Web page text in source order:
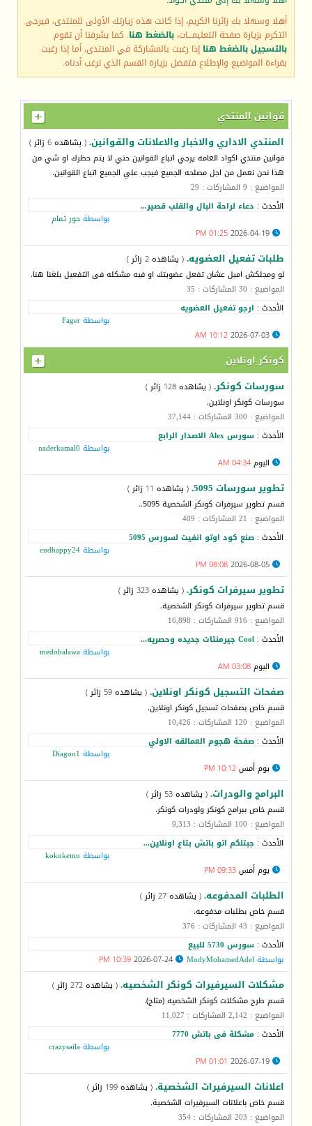
أهلا وسهلا بك زائرنا الكريم، إذا كانت هذه زيارتك الأولى للمنتدى، فيرجى
التكرم بزيارة صفحة التعليمـــات، بالضغط هنا. كما يشرفنا أن تقوم
بالتسجيل بالضغط هنا إذا رغبت بالمشاركة في المنتدى، أما إذا رغبت
بقراءة المواضيع والإطلاع فتفضل بزيارة القسم الذي ترغب أدناه.
قوانين المنتدي
المنتدي الاداري والاخبار والاعلانات والقوانين.( يشاهده 6 زائر )
قوانين منتدي اكواد العامه يرجي اتباع القوانين حتي لا يتم حظرك او شي من
هذا نحن نعمل من اجل مصلحه الجميع فيجب علي الجميع اتباع القوانين.
المواضيع : 9 المشاركات : 29
الأحدث : دعاء لراحة البال والقلب قصير...
بواسطةحور تمام
01:25 PM
طلبات تفعيل العضويه.( يشاهده 2 زائر )
لو ومجلكش اميل عشان تفعل عضويتك او فيه مشكله فى التفعيل بلغنا هنا.
المواضيع : 30 المشاركات : 35
الأحدث : ارجو تفعيل العضويه
بواسطةFager
10:12 AM
كونكر اونلاين
سورسات كونكر.( يشاهده 128 زائر )
سورسات كونكر اونلاين.
المواضيع : 300 المشاركات : 37,144
الأحدث : سورس Alex الاصدار الرابع
بواسطة naderkamal0
اليوم04:34 AM
تطوير سورسات 5095.
( يشاهده 11 زائر )
قسم تطوير سيرفرات كونكر الشخصية 5095..
المواضيع : 21 المشاركات : 409
الأحدث : صنع كود اوتو انفيت لسورس 5095
بواسطةendhappy24
08:08 PM
تطوير سيرفرات كونكر.( يشاهده 323 زائر )
قسم تطوير سيرفرات كونكر الشخصية.
المواضيع : 916 المشاركات : 16,898
الأحدث : Cool جيرمنتات جديده وحصريه...
بواسطةmedohalawa
اليوم03:08 AM
صفحات التسجيل كونكر اونلاين.( يشاهده 59 زائر )
قسم خاص بصفحات تسجيل كونكر اونلاين.
المواضيع : 120 المشاركات : 10,426
الأحدث : صفحة هجوم العمالقه الاولي
بواسطة Diagoo1
يوم أمس10:12 PM
البرامج والودرات.( يشاهده 53 زائر )
قسم خاص ببرامج كونكر ولودرات كونكر.
المواضيع : 100 المشاركات : 9,313
الأحدث : جبتلكم اتو باتش بتاع اونلاين...
بواسطة kokokemo
يوم أمس09:33 PM
الطلبات المدفوعه.( يشاهده 27 زائر )
قسم خاص بطلبات مدفوعه.
المواضيع : 43 المشاركات : 376
الأحدث : سورس 5730 للبيع
بواسطةModyMohamedAdel
10:39 PM
مشكلات السيرفيرات كونكر الشخصيه.( يشاهده 272 زائر )
قسم طرح مشكلات كونكر الشخصيه (متاح).
المواضيع : 2,142 المشاركات : 11,027
الأحدث : مشكلة فى باتش 7770
بواسطةcrazysaila
01:01 PM
اعلانات السيرفيرات الشخصية.( يشاهده 199 زائر )
قسم خاص باعلانات السيرفيرات الشخصية.
المواضيع : 203 المشاركات : 354